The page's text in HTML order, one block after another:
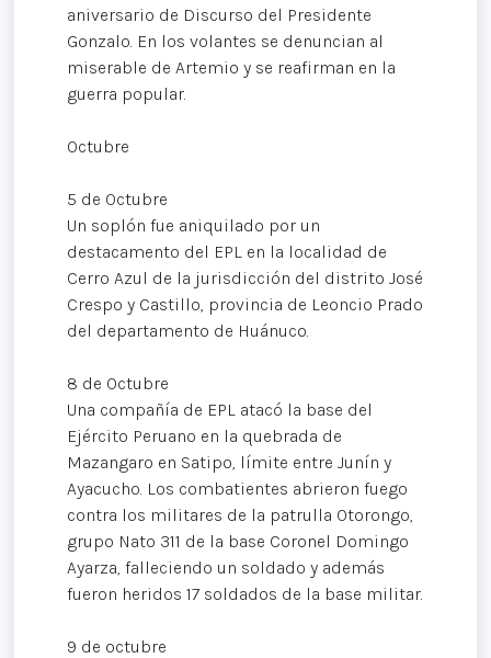
aniversario de Discurso del Presidente
Gonzalo. En los volantes se denuncian al
miserable de Artemio y se reafirman en la
guerra popular.
Octubre
5 de Octubre
Un soplón fue aniquilado por un
destacamento del EPL en la localidad de
Cerro Azul de la jurisdicción del distrito José
Crespo y Castillo, provincia de Leoncio Prado
del departamento de Huánuco.
8 de Octubre
Una compañía de EPL atacó la base del
Ejército Peruano en la quebrada de
Mazangaro en Satipo, límite entre Junín y
Ayacucho. Los combatientes abrieron fuego
contra los militares de la patrulla Otorongo,
grupo Nato 311 de la base Coronel Domingo
Ayarza, falleciendo un soldado y además
fueron heridos 17 soldados de la base militar.
9 de octubre